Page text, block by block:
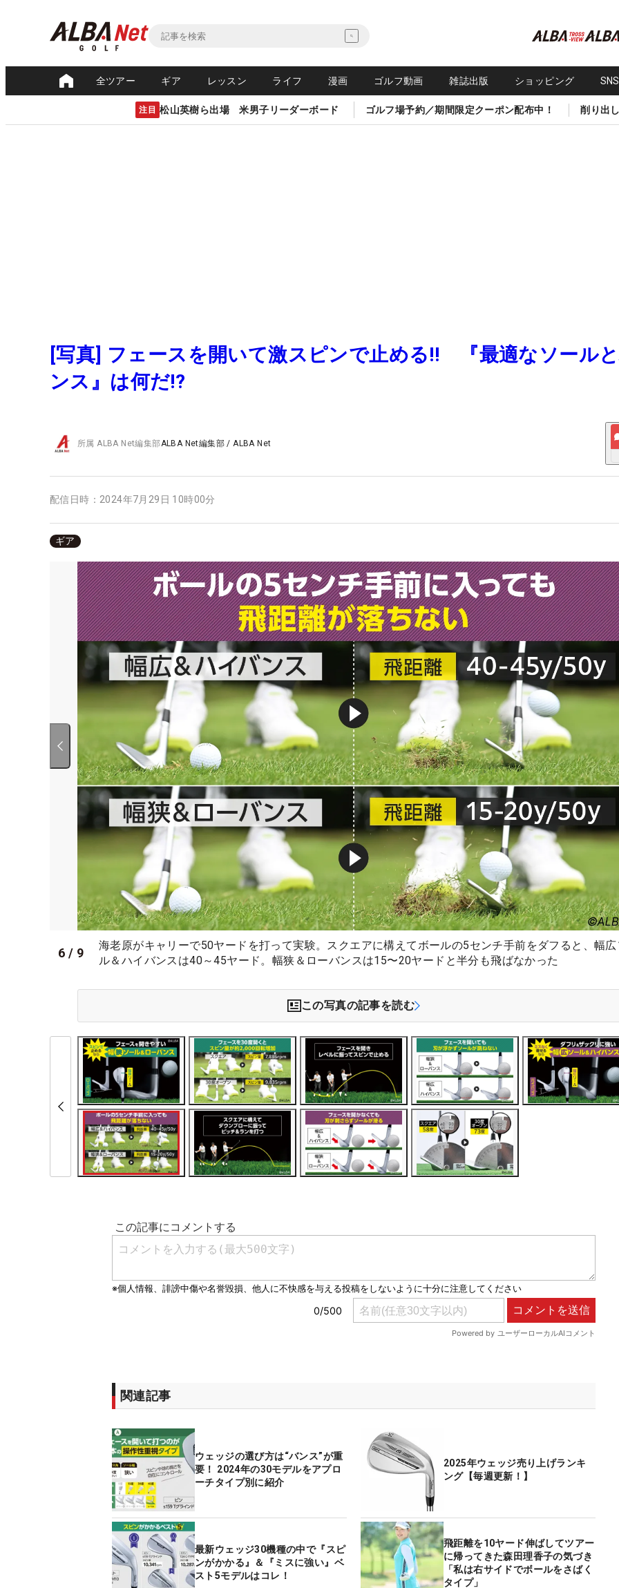
全ツアー ギア レッスン ライフ 漫画 ゴルフ動画 雑誌出版 ショッピング
注目 松山英樹ら出場 米男子リーダーボード ゴルフ場予約／期間限定クーポン配布中！ 削り出
[写真] フェースを開いて激スピンで止める‼ 『最適なソール
ンス』は何だ!?
所属ALBA Net編集部ALBA Net編集部 /ALBA Net
配信日時： 2024年7月29日 10時00分
ギア
6 / 9
海老原がキャリーで50ヤードを打って実験。スクエアに構えてボールの5センチ手前をダフると、幅
ル＆ハイバンスは40～45ヤード。幅狭＆ローバンスは15〜20ヤードと半分も飛ばなかった
この写真の記事を読む
関連記事
ウェッジの選び方は“バンス”が重
要！ 2024年の30モデルをアプロ
ーチタイプ別に紹介
2025年ウェッジ売り上げランキ
ング【毎週更新！】
最新ウェッジ30機種の中で『スピ
ンがかかる』＆『ミスに強い』ベ
スト5モデルはコレ！
飛距離を10ヤード伸ばしてツアー
に帰ってきた森田理香子の気づき
「私は右サイドでボールをさばく
タイプ」